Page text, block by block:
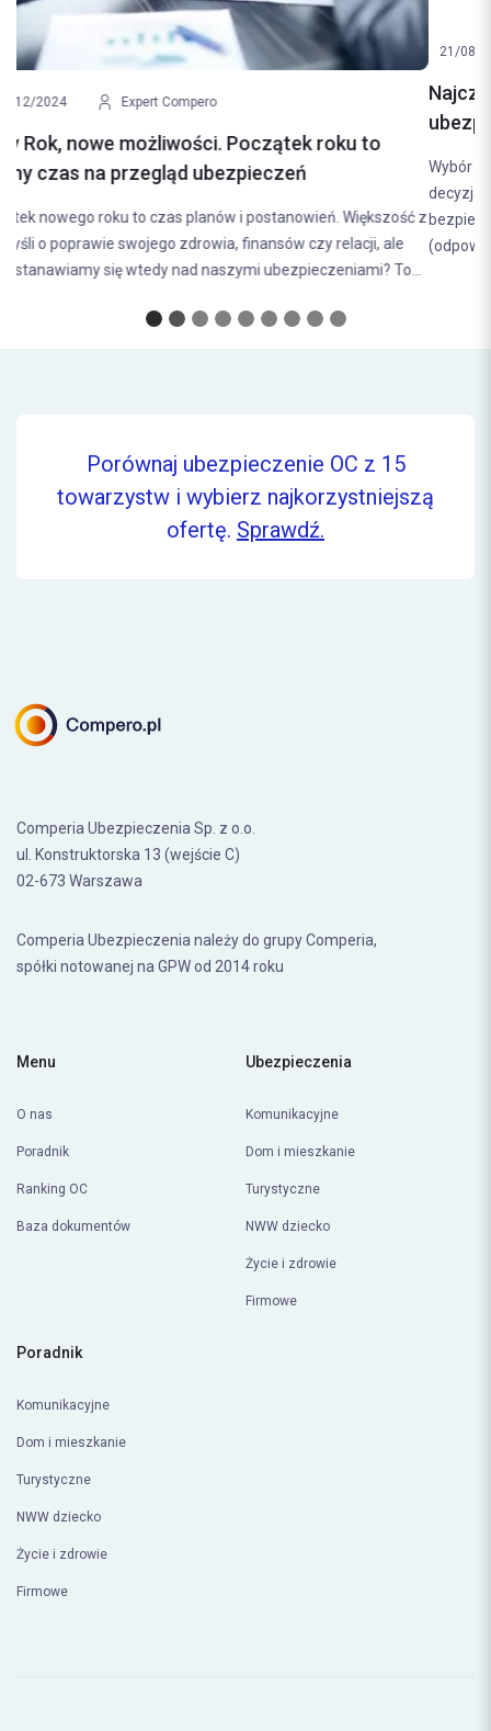
21/08/2024 Expert Compero
Najczęstsze błędy popełniane przy wyborze
ubezpieczenia samochodowego. Jak ich uniknąć?
Wybór odpowiedniego ubezpieczenia samochodowego to
decyzja, która ma bezpośredni wpływ na nasze finanse i poczucie
bezpieczeństwa na drodze. Ubezpieczenie OC
(odpowiedzialności...
towarzystw i wybierz najkorzystniejszą
ofertę.Sprawdź.
ul. Konstruktorska 13 (wejście C)
02-673 Warszawa
spółki notowanej na GPW od 2014 roku
Baza dokumentów
Dom i mieszkanie
NWW dziecko
Firmowe
Dom i mieszkanie
NWW dziecko
Firmowe